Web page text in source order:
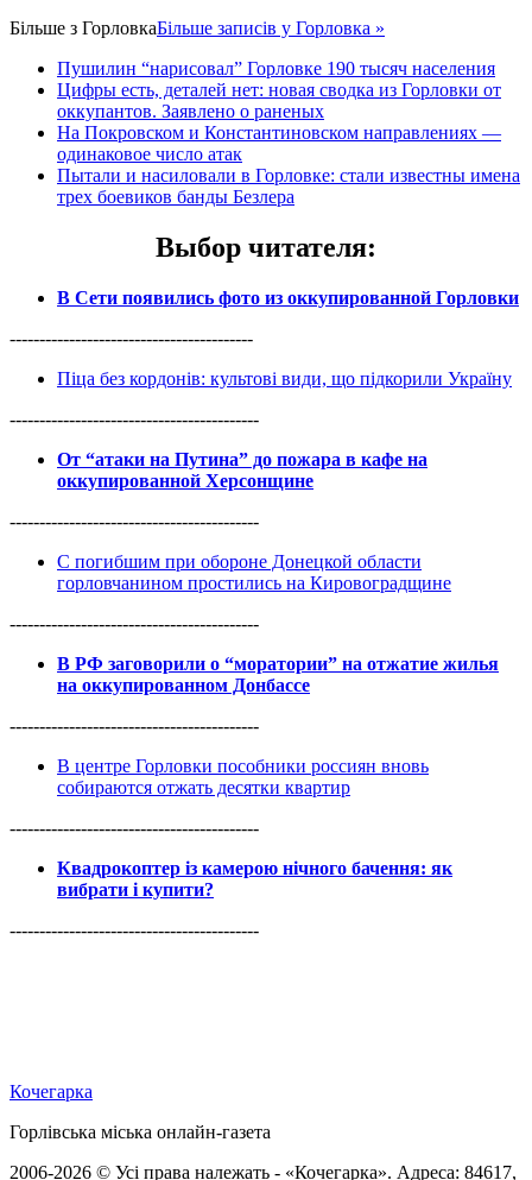
Більше з ГорловкаБільше записів у Горловка »
Пушилин “нарисовал” Горловке 190 тысяч населения
Цифры есть, деталей нет: новая сводка из Горловки от
оккупантов. Заявлено о раненых
На Покровском и Константиновском направлениях —
одинаковое число атак
Пытали и насиловали в Горловке: стали известны имена
трех боевиков банды Безлера
Выбор читателя:
В Сети появились фото из оккупированной Горловки
-----------------------------------------
Піца без кордонів: культові види, що підкорили Україну
------------------------------------------
От “атаки на Путина” до пожара в кафе на
оккупированной Херсонщине
------------------------------------------
С погибшим при обороне Донецкой области
горловчанином простились на Кировоградщине
------------------------------------------
В РФ заговорили о “моратории” на отжатие жилья
на оккупированном Донбассе
------------------------------------------
В центре Горловки пособники россиян вновь
собираются отжать десятки квартир
------------------------------------------
Квадрокоптер із камерою нічного бачення: як
вибрати і купити?
------------------------------------------
Кочегарка
Горлівська міська онлайн-газета
2006-2026 © Усі права належать - «Кочегарка». Адреса: 84617,